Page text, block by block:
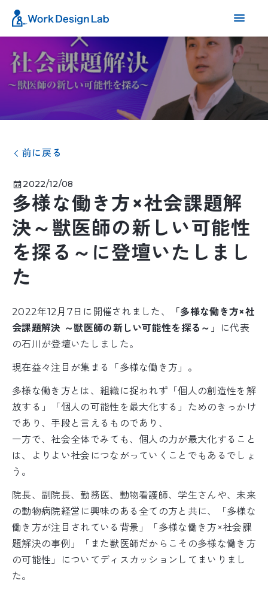
前に戻る
2022/12/08
多様な働き方×社会課題解
決～獣医師の新しい可能性
を探る～に登壇いたしまし
た
2022年12月7日に開催されました、
「多様な働き方×社
会課題解決 ～獣医師の新しい可能性を探る～」
に代表
の石川が登壇いたしました。
現在益々注目が集まる「多様な働き方」。
多様な働き方とは、組織に捉われず「個人の創造性を解
放する」「個人の可能性を最大化する」ためのきっかけ
であり、手段と言えるものであり、
一方で、社会全体でみても、個人の力が最大化すること
は、よりよい社会につながっていくことでもあるでしょ
う。
院長、副院長、勤務医、動物看護師、学生さんや、未来
の動物病院経営に興味のある全ての方と共に、「多様な
働き方が注目されている背景」「多様な働き方×社会課
題解決の事例」「また獣医師だからこその多様な働き方
の可能性」についてディスカッションしてまいりまし
た。